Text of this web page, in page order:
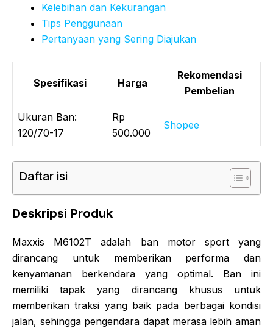
Kelebihan dan Kekurangan
Tips Penggunaan
Pertanyaan yang Sering Diajukan
Spesifikasi Harga
Rekomendasi
Pembelian
Ukuran Ban:
120/70-17
Rp
500.000
Shopee
Daftar isi
Deskripsi Produk
Maxxis M6102T adalah ban motor sport yang
dirancang untuk memberikan performa dan
kenyamanan berkendara yang optimal. Ban ini
memiliki tapak yang dirancang khusus untuk
memberikan traksi yang baik pada berbagai kondisi
jalan, sehingga pengendara dapat merasa lebih aman